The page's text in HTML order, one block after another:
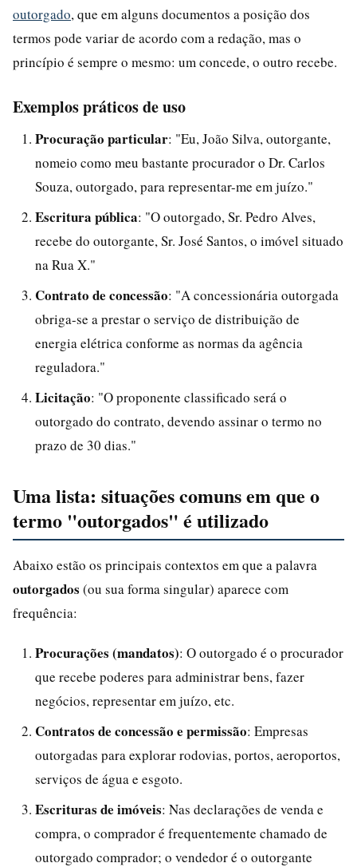
outorgado, que em alguns documentos a posição dos
termos pode variar de acordo com a redação, mas o
princípio é sempre o mesmo: um concede, o outro recebe.
Exemplos práticos de uso
Procuração particular: "Eu, João Silva, outorgante,
nomeio como meu bastante procurador o Dr. Carlos
Souza, outorgado, para representar-me em juízo."
Escritura pública: "O outorgado, Sr. Pedro Alves,
recebe do outorgante, Sr. José Santos, o imóvel situado
na Rua X."
Contrato de concessão: "A concessionária outorgada
obriga-se a prestar o serviço de distribuição de
energia elétrica conforme as normas da agência
reguladora."
Licitação: "O proponente classificado será o
outorgado do contrato, devendo assinar o termo no
prazo de 30 dias."
Uma lista: situações comuns em que o
termo "outorgados" é utilizado
Abaixo estão os principais contextos em que a palavra
outorgados (ou sua forma singular) aparece com
frequência:
Procurações (mandatos): O outorgado é o procurador
que recebe poderes para administrar bens, fazer
negócios, representar em juízo, etc.
Contratos de concessão e permissão: Empresas
outorgadas para explorar rodovias, portos, aeroportos,
serviços de água e esgoto.
Escrituras de imóveis: Nas declarações de venda e
compra, o comprador é frequentemente chamado de
outorgado comprador; o vendedor é o outorgante